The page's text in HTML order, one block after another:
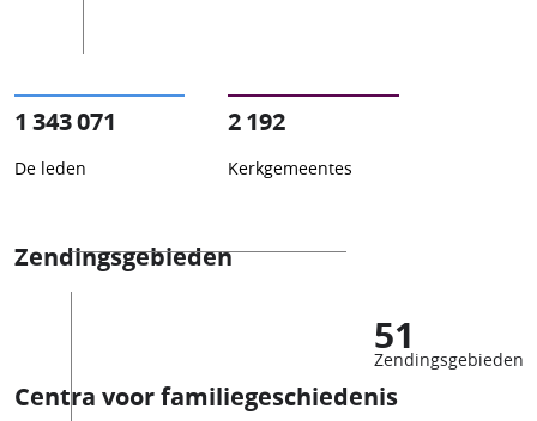
1 343 071
De leden
2 192
Kerkgemeentes
Zendingsgebieden
51
Zendingsgebieden
Centra voor familiegeschiedenis